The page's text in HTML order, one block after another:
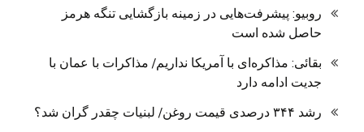
روبیو: پیشرفت‌هایی در زمینه بازگشایی تنگه هرمز
حاصل شده است
بقائی: مذاکره‌ای با آمریکا نداریم/ مذاکرات با عمان با
جدیت ادامه دارد
رشد ۳۴۴ درصدی قیمت روغن/ لبنیات چقدر گران شد؟